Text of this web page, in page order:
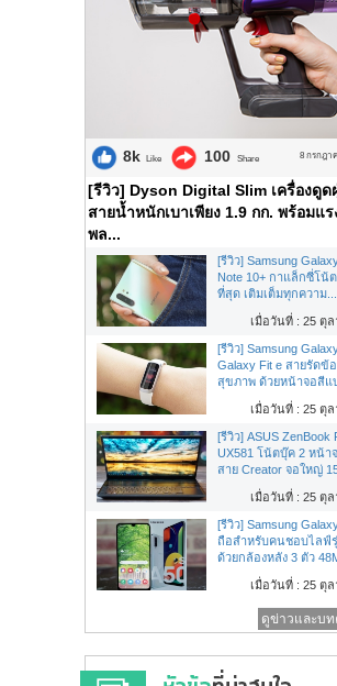
8k Like 100 Share 8 กรกฎา
[รีวิว] Dyson Digital Slim เครื่องดูด
สายน้ำหนักเบาเพียง 1.9 กก. พร้อมแ
พล...
[รีวิว] Samsung
Note 10+ กาแล็กซี่โน้
ที่สุด เติมเต็มทุกความ...
เมื่อวันที่ : 25 ตุ
[รีวิว] Samsung
Galaxy Fit e สายรัดข้
สุขภาพ ด้วยหน้าจอสีแบ
เมื่อวันที่ : 25 ตุ
[รีวิว] ASUS ZenBook
UX581 โน้ตบุ๊ค 2 หน้า
สาย Creator จอใหญ่
เมื่อวันที่ : 25 ตุ
[รีวิว] Samsung
ถือสำหรับคนชอบไลฟ์
ด้วยกล้องหลัง 3 ตัว
เมื่อวันที่ : 25 ตุ
ดูข่าวและบ